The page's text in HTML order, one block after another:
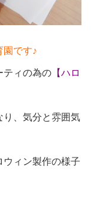
園です♪
ティの為の 【ハロ
り、気分と雰囲気
ィン製作の様子